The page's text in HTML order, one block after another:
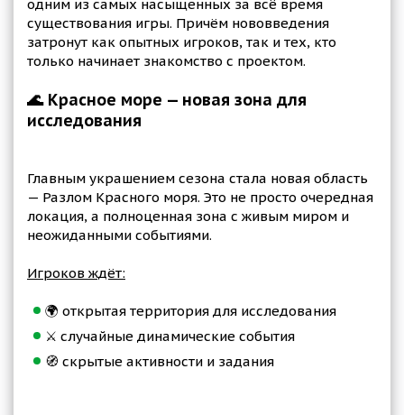
одним из самых насыщенных за всё время
существования игры. Причём нововведения
затронут как опытных игроков, так и тех, кто
только начинает знакомство с проектом.
🌊 Красное море — новая зона для
исследования
Главным украшением сезона стала новая область
— Разлом Красного моря. Это не просто очередная
локация, а полноценная зона с живым миром и
неожиданными событиями.
Игроков ждёт:
🌍 открытая территория для исследования
⚔️ случайные динамические события
🧭 скрытые активности и задания